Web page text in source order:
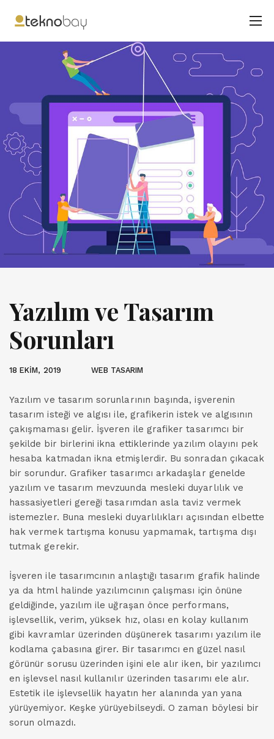
Yazılım ve Tasarım
Sorunları
18 EKIM, 2019 WEB TASARIM
Yazılım ve tasarım sorunlarının başında, işverenin
tasarım isteği ve algısı ile, grafikerin istek ve algısının
çakışmaması gelir. İşveren ile grafiker tasarımcı bir
şekilde bir birlerini ikna ettiklerinde yazılım olayını pek
hesaba katmadan ikna etmişlerdir. Bu sonradan çıkacak
bir sorundur. Grafiker tasarımcı arkadaşlar genelde
yazılım ve tasarım mevzuunda mesleki duyarlılık ve
hassasiyetleri gereği tasarımdan asla taviz vermek
istemezler. Buna mesleki duyarlılıkları açısından elbette
hak vermek tartışma konusu yapmamak, tartışma dışı
tutmak gerekir.
İşveren ile tasarımcının anlaştığı tasarım grafik halinde
ya da html halinde yazılımcının çalışması için önüne
geldiğinde, yazılım ile uğraşan önce performans,
işlevsellik, verim, yüksek hız, olası en kolay kullanım
gibi kavramlar üzerinden düşünerek tasarımı yazılım ile
kodlama çabasına girer. Bir tasarımcı en güzel nasıl
görünür sorusu üzerinden işini ele alır iken, bir yazılımcı
en işlevsel nasıl kullanılır üzerinden tasarımı ele alır.
Estetik ile işlevsellik hayatın her alanında yan yana
yürüyemiyor. Keşke yürüyebilseydi. O zaman böylesi bir
sorun olmazdı.